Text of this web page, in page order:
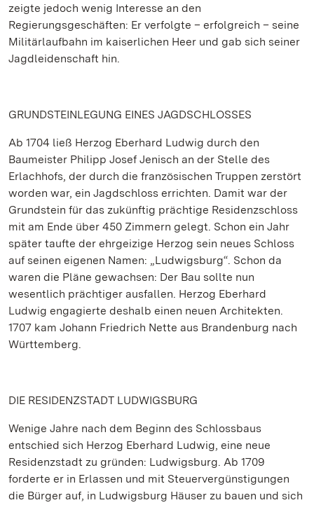
zeigte jedoch wenig Interesse an den
Regierungsgeschäften: Er verfolgte – erfolgreich – seine
Militärlaufbahn im kaiserlichen Heer und gab sich seiner
Jagdleidenschaft hin.
GRUNDSTEINLEGUNG EINES JAGDSCHLOSSES
Ab 1704 ließ Herzog Eberhard Ludwig durch den
Baumeister Philipp Josef Jenisch an der Stelle des
Erlachhofs, der durch die französischen Truppen zerstört
worden war, ein Jagdschloss errichten. Damit war der
Grundstein für das zukünftig prächtige Residenzschloss
mit am Ende über 450 Zimmern gelegt. Schon ein Jahr
später taufte der ehrgeizige Herzog sein neues Schloss
auf seinen eigenen Namen: „Ludwigsburg“. Schon da
waren die Pläne gewachsen: Der Bau sollte nun
wesentlich prächtiger ausfallen. Herzog Eberhard
Ludwig engagierte deshalb einen neuen Architekten.
1707 kam Johann Friedrich Nette aus Brandenburg nach
Württemberg.
DIE RESIDENZSTADT LUDWIGSBURG
Wenige Jahre nach dem Beginn des Schlossbaus
entschied sich Herzog Eberhard Ludwig, eine neue
Residenzstadt zu gründen: Ludwigsburg. Ab 1709
forderte er in Erlassen und mit Steuervergünstigungen
die Bürger auf, in Ludwigsburg Häuser zu bauen und sich